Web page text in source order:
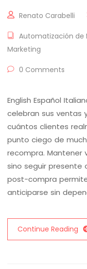
Renato Carabelli
Automatización de
Marketing
0 Comments
English Español
celebran sus ventas
cuántos clientes
punto ciego de
recompra. Mantener
sino seguir presente
post-compra
anticiparse sin
Continue Reading